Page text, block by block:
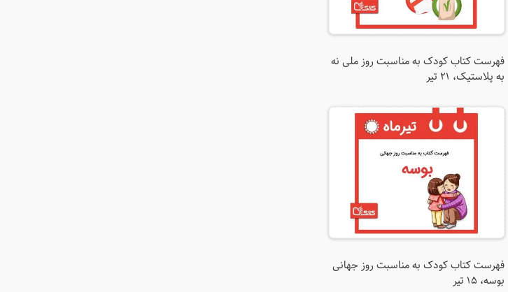
فهرست کتاب کودک به مناسبت روز ملی نه
به پلاستیک، 21 تیر
فهرست کتاب کودک به مناسبت روز جهانی
بوسه، ۱۵ تیر